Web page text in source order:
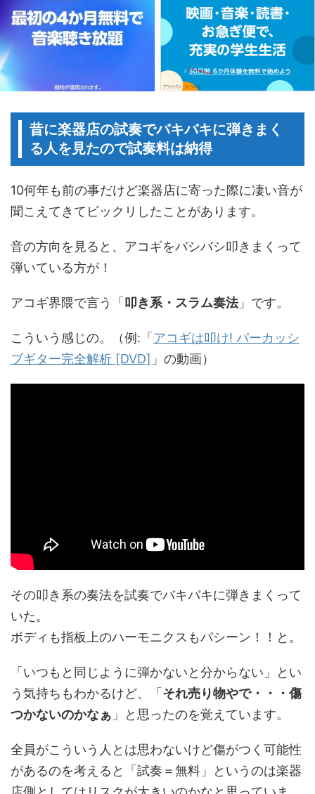
昔に楽器店の試奏でバキバキに弾きまく
る人を見たので試奏料は納得
10何年も前の事だけど楽器店に寄った際に凄い音が
聞こえてきてビックリしたことがあります。
音の方向を見ると、アコギをバシバシ叩きまくって
弾いている方が！
アコギ界隈で言う「 叩き系・スラム奏法」です。
こういう感じの。（例:「 アコギは叩け! パーカッシ
ブギター完全解析 [DVD] 」の動画）
その叩き系の奏法を試奏でバキバキに弾きまくって
いた。
ボディも指板上のハーモニクスもパシーン！！と。
「いつもと同じように弾かないと分からない」とい
う気持ちもわかるけど、「それ売り物やで・・・傷
つかないのかなぁ 」と思ったのを覚えています。
全員がこういう人とは思わないけど傷がつく可能性
があるのを考えると「試奏＝無料」というのは楽器